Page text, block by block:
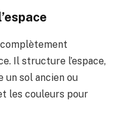
Il structure l’espace,
un sol ancien ou
les couleurs pour